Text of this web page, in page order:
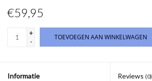
€59,95
+
-
TOEVOEGEN AAN WINKELWAGEN
Informatie Reviews (0)